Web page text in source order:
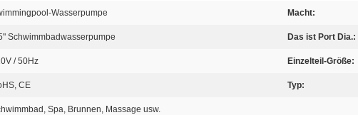
Wasserpumpe Macht:
Schwimmbadwasserpumpe Das ist Port Dia.:
/ 50Hz Einzelteil-Größe:
CE Typ:
Spa, Brunnen, Massage usw.